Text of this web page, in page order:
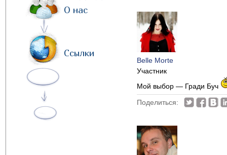
О нас
Ссылки
Belle Morte
Участник
Мой выбор — Гради Буч
Поделиться: